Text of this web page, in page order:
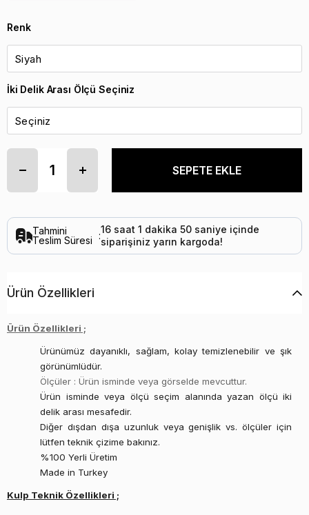
Renk
İki Delik Arası Ölçü Seçiniz
Tahmini
Teslim Süresi :
16saat 1 dakika 50saniye içinde
siparişiniz yarın kargoda!
Ürün Özellikleri
Ürün Özellikleri ;
Ürünümüz dayanıklı, sağlam, kolay temizlenebilir ve şık
görünümlüdür.
Ölçüler : Ürün isminde veya görselde mevcuttur.
Ürün isminde veya ölçü seçim alanında yazan ölçü iki
delik arası mesafedir.
Diğer dışdan dışa uzunluk veya genişlik vs. ölçüler için
lütfen teknik çizime bakınız.
%100 Yerli Üretim
Made in Turkey
Kulp Teknik Özellikleri ;